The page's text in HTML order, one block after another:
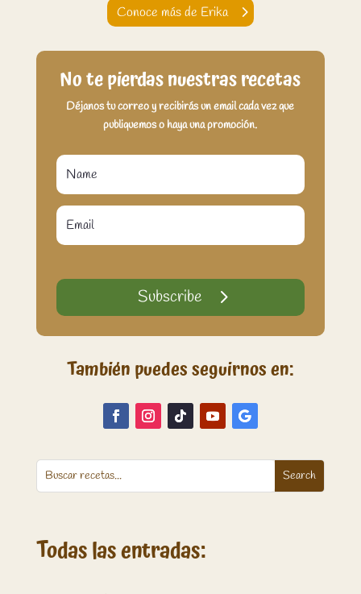
Conoce más de Erika
No te pierdas nuestras recetas
Déjanos tu correo y recibirás un email cada vez que
publiquemos o haya una promoción.
Subscribe
También puedes seguirnos en:
Todas las entradas: